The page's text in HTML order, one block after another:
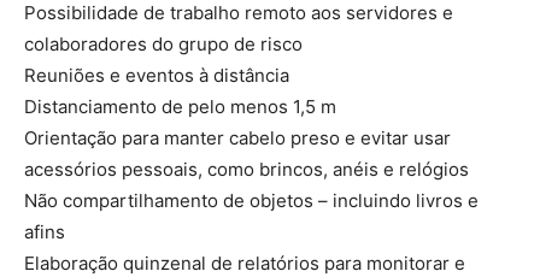
Possibilidade de trabalho remoto aos servidores e
colaboradores do grupo de risco
Reuniões e eventos à distância
Distanciamento de pelo menos 1,5 m
Orientação para manter cabelo preso e evitar usar
acessórios pessoais, como brincos, anéis e relógios
Não compartilhamento de objetos – incluindo livros e
afins
Elaboração quinzenal de relatórios para monitorar e